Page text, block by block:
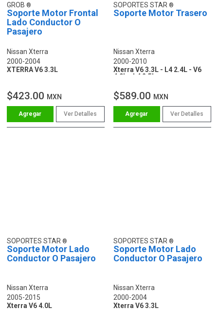
GROB
Soporte Motor Frontal
Lado Conductor O
Pasajero
Nissan Xterra
2000-2004
XTERRA V6 3.3L
$423.00 MXN
Ver Detalles
SOPORTES STAR
Soporte Motor Trasero
Nissan Xterra
2000-2010
Xterra V6 3.3L - L4 2.4L - V6
4.0L - L4 2.5L
$589.00 MXN
Ver Detalles
SOPORTES STAR
Soporte Motor Lado
Conductor O Pasajero
Nissan Xterra
2005-2015
Xterra V6 4.0L
SOPORTES STAR
Soporte Motor Lado
Conductor O Pasajero
Nissan Xterra
2000-2004
Xterra V6 3.3L